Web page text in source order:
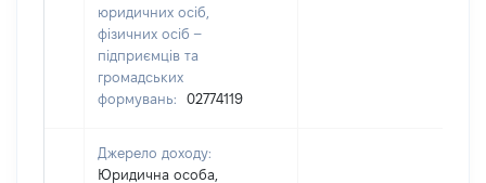
юридичних осіб,
фізичних осіб –
підприємців та
громадських
формувань:
02774119
Джерело доходу:
Юридична особа,